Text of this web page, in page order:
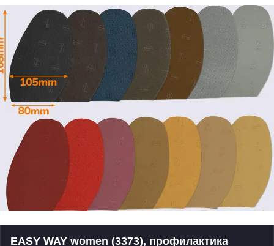
EASY WAY women (3373), профилактика